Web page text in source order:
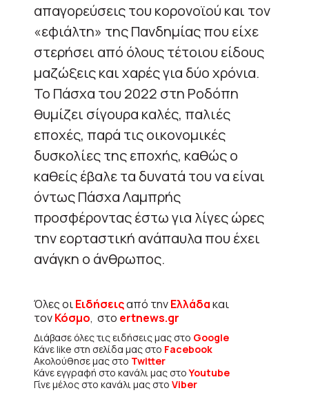
απαγορεύσεις του κορονοϊού και τον
«εφιάλτη» της Πανδημίας που είχε
στερήσει από όλους τέτοιου είδους
μαζώξεις και χαρές για δύο χρόνια.
Το Πάσχα του 2022 στη Ροδόπη
θυμίζει σίγουρα καλές, παλιές
εποχές, παρά τις οικονομικές
δυσκολίες της εποχής, καθώς ο
καθείς έβαλε τα δυνατά του να είναι
όντως Πάσχα Λαμπρής
προσφέροντας έστω για λίγες ώρες
την εορταστική ανάπαυλα που έχει
ανάγκη ο άνθρωπος.
Όλες οιΕιδήσειςαπό τηνΕλλάδακαι
τονΚόσμο, στο ertnews.gr
Διάβασε όλες τις ειδήσεις μας στο Google
Κάνε like στη σελίδα μας στο Facebook
Ακολούθησε μας στο Twitter
Κάνε εγγραφή στο κανάλι μας στοYoutube
Γίνε μέλος στο κανάλι μας στο Viber